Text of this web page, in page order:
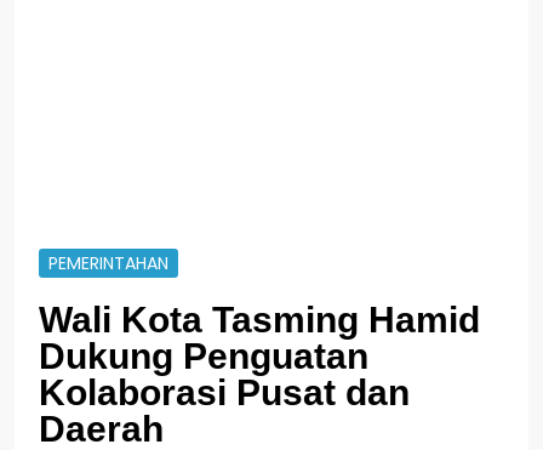
PEMERINTAHAN
Wali Kota Tasming Hamid
Dukung Penguatan
Kolaborasi Pusat dan
Daerah